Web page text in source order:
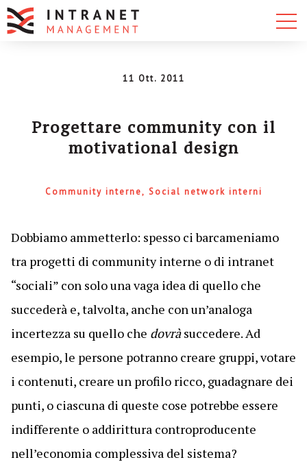
11 Ott. 2011
Progettare community con il
motivational design
Community interne Social network interni
Dobbiamo ammetterlo: spesso ci barcameniamo
tra progetti di community interne o di intranet
“sociali” con solo una vaga idea di quello che
succederà e, talvolta, anche con un’analoga
incertezza su quello che dovràsuccedere. Ad
esempio, le persone potranno creare gruppi, votare
i contenuti, creare un profilo ricco, guadagnare dei
punti, o ciascuna di queste cose potrebbe essere
indifferente o addirittura controproducente
nell’economia complessiva del sistema?